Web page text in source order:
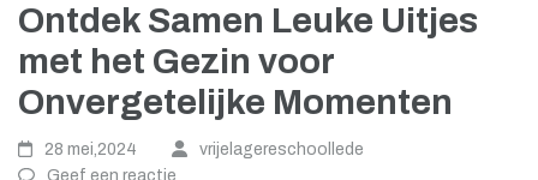
Ontdek Samen Leuke Uitjes
met het Gezin voor
Onvergetelijke Momenten
28 mei,2024
vrijelagereschoollede
Geef een reactie